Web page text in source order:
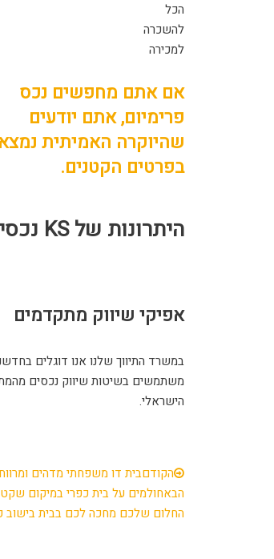
הכל
להשכרה
למכירה
אם אתם מחפשים נכס
פרימיום, אתם יודעים
שהיוקרה האמיתית
בפרטים הקטנים.
היתרונות של KS נכסים
אפיקי שיווק מתקדמים
במשרד התיווך שלנו אנו דוגלים
משתמשים בשיטות שיווק נכסים
הישראלי.
הקודםבית דו משפחתי מדהים
הבאחולמים על בית כפרי במיקום
החלום שלכם מחכה לכם בבית בישוב